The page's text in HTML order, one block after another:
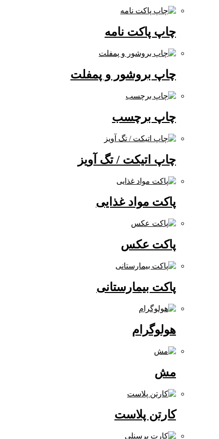
چاپ پاکت نامه
چاپ بروشور و پمفلت
چاپ برچسب
چاپ اتیکت / تگ آویز
پاکت مواد غذایی
پاکت عکس
پاکت بیمارستانی
هولوگرام
کارتن پلاست